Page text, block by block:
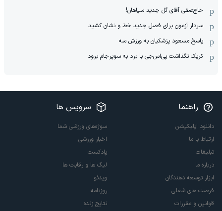
حاج‌صفی آقای گل جدید سپاهان!
سردار آزمون برای فصل جدید خط و نشان کشید
پاسخ مسعود پزشکیان به ورزش سه
کریک نگذاشت پی‌اس‌جی با برد به سوپرجام برود
راهنما
دانلود اپلیکیشن
ارتباط با ما
تبلیغات
درباره ما
ابزار توسعه دهندگان
فرصت های شغلی
قوانین و مقررات
سرویس ها
سوژه‌های ورزشی شما
اخبار ورزشی
پادکست
لیگ ها و رقابت ها
ویدئو
روزنامه
نتایج زنده